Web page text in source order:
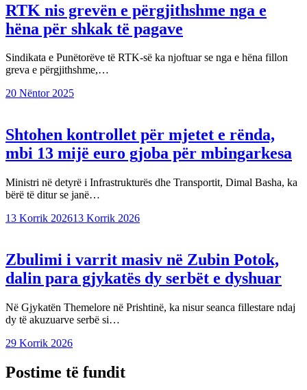
RTK nis grevën e përgjithshme nga e
hëna për shkak të pagave
Sindikata e Punëtorëve të RTK-së ka njoftuar se nga e hëna fillon
greva e përgjithshme,…
20 Nëntor 2025
Shtohen kontrollet për mjetet e rënda,
mbi 13 mijë euro gjoba për mbingarkesa
Ministri në detyrë i Infrastrukturës dhe Transportit, Dimal Basha, ka
bërë të ditur se janë…
13 Korrik 202613 Korrik 2026
Zbulimi i varrit masiv në Zubin Potok,
dalin para gjykatës dy serbët e dyshuar
Në Gjykatën Themelore në Prishtinë, ka nisur seanca fillestare ndaj
dy të akuzuarve serbë si…
29 Korrik 2026
Postime të fundit